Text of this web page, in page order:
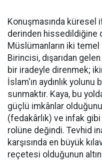
Konuşmasında küresel
derinden hissedildiğine
Müslümanların iki
Birincisi, dışarıdan
bir iradeyle direnmek;
İslam'ın aydınlık yolunu
sunmaktır. Kaya, bu
güçlü imkânlar
(fedakârlık) ve infak
rolüne değindi. Tevhid
karşısında en büyük
reçetesi olduğunun